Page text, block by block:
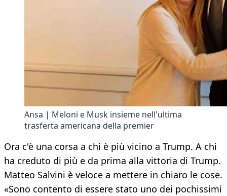
Ansa | Meloni e Musk insieme nell'ultima
trasferta americana della premier
Ora c'è una corsa a chi è più vicino a Trump. A chi
ha creduto di più e da prima alla vittoria di Trump.
Matteo Salvini è veloce a mettere in chiaro le cose.
«Sono contento di essere stato uno dei pochissimi